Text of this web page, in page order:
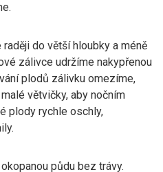
do větší hloubky a méně
zálivce udržíme nakypřenou
plodů zálivku omezíme,
větvičky, aby nočním
plody rychle oschly,
půdu bez trávy.